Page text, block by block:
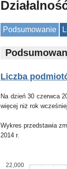
Podsumowanie
Liczba
Na dzień 30 czerwca
więcej niż rok
Wykres przedstawia
2014 r.
22,000